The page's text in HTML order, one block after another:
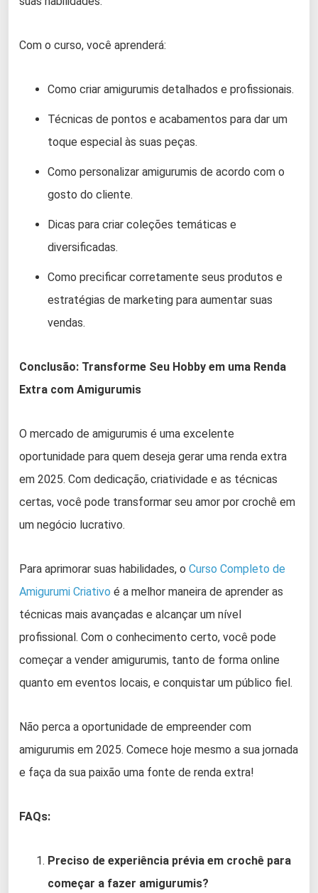
Com o curso, você aprenderá:
Como criar amigurumis detalhados e profissionais.
Técnicas de pontos e acabamentos para dar um
toque especial às suas peças.
Como personalizar amigurumis de acordo com o
gosto do cliente.
Dicas para criar coleções temáticas e
diversificadas.
Como precificar corretamente seus produtos e
estratégias de marketing para aumentar suas
vendas.
Conclusão: Transforme Seu Hobby em uma Renda
Extra com Amigurumis
O mercado de amigurumis é uma excelente
oportunidade para quem deseja gerar uma renda extra
em 2025. Com dedicação, criatividade e as técnicas
certas, você pode transformar seu amor por crochê em
um negócio lucrativo.
Para aprimorar suas habilidades, o Curso Completo de
Amigurumi Criativo é a melhor maneira de aprender as
técnicas mais avançadas e alcançar um nível
profissional. Com o conhecimento certo, você pode
começar a vender amigurumis, tanto de forma online
quanto em eventos locais, e conquistar um público fiel.
Não perca a oportunidade de empreender com
amigurumis em 2025. Comece hoje mesmo a sua jornada
e faça da sua paixão uma fonte de renda extra!
FAQs:
Preciso de experiência prévia em crochê para
começar a fazer amigurumis?